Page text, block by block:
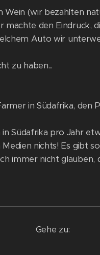
Wein (wir bezahlten
den Eindruck,
Auto wir
zu haben...
in Südafrika, den
Südafrika pro Jahr
nichts! Es gibt
immer nicht glauben,
Gehe zu: